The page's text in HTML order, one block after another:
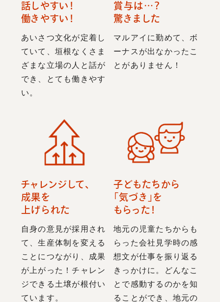
話しやすい！
働きやすい！
あいさつ文化が定着し
ていて、垣根なくさま
ざまな立場の人と話が
でき、とても働きやす
い。
賞与は…？
驚きました
マルアイに勤めて、ボ
ーナスが出なかったこ
とがありません！
チャレンジして、
成果を
上げられた
自身の意見が採用され
て、生産体制を変える
ことにつながり、成果
が上がった！チャレン
ジできる土壌が根付い
ています。
子どもたちから
「気づき」を
もらった！
地元の児童たちからも
らった会社見学時の感
想文が仕事を振り返る
きっかけに。どんなこ
とで感動するのかを知
ることができ、地元の